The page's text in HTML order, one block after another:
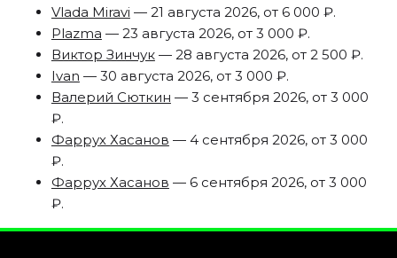
Vlada Miravi — 21 августа 2026, от 6 000 ₽.
Plazma — 23 августа 2026, от 3 000 ₽.
Виктор Зинчук— 28 августа 2026, от 2 500 ₽.
Ivan — 30 августа 2026, от 3 000 ₽.
Валерий Сюткин — 3 сентября 2026, от 3 000
₽.
Фаррух Хасанов — 4 сентября 2026, от 3 000
₽.
Фаррух Хасанов — 6 сентября 2026, от 3 000
₽.